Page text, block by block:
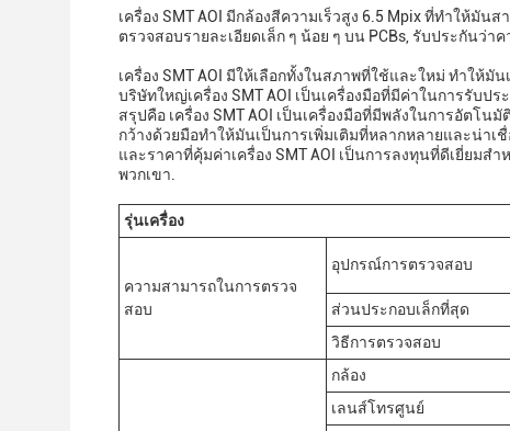
เครื่อง SMT AOI มีกล้องสีความเร็วสูง 6.5 Mpix ที่ทําให้มั
ตรวจสอบรายละเอียดเล็ก ๆ น้อย ๆ บน PCBs, รับประกันว่
เครื่อง SMT AOI มีให้เลือกทั้งในสภาพที่ใช้และใหม่ ทําให้
บริษัทใหญ่เครื่อง SMT AOI เป็นเครื่องมือที่มีค่าในการรับ
สรุปคือ เครื่อง SMT AOI เป็นเครื่องมือที่มีพลังในการอัตโ
กว้างด้วยมือทําให้มันเป็นการเพิ่มเติมที่หลากหลายและน่าเ
และราคาที่คุ้มค่าเครื่อง SMT AOI เป็นการลงทุนที่ดีเยี่ยม
พวกเขา.
รุ่นเครื่อง
ความสามารถในการตรวจ
สอบ
อุปกรณ์การตรวจสอบ
ส่วนประกอบเล็กที่สุด
วิธีการตรวจสอบ
กล้อง
เลนส์โทรศูนย์